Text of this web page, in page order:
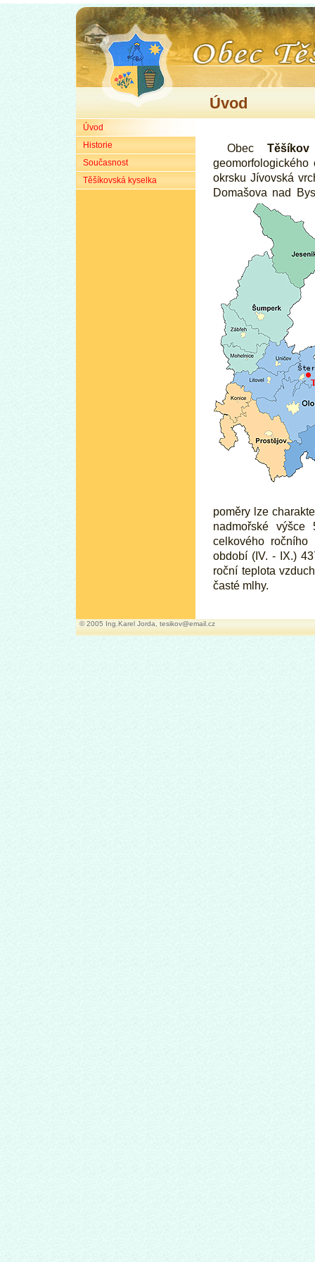
Úvod
Obec Těšíkov
okrsku Jívovská
Domašova nad
poměry lze
nadmořské
celkového
období (IV. - IX.)
roční teplota
časté mlhy.
Úvod
Historie
Současnost
Těšíkovská kyselka
© 2005 Ing.Karel Jorda, tesikov@email.cz